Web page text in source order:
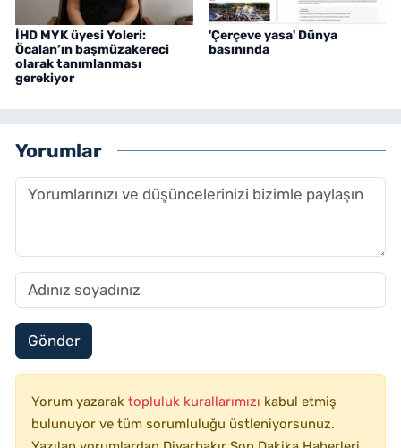
İHD MYK üyesi Yoleri:
Öcalan’ın başmüzakereci
olarak tanımlanması
gerekiyor
'Çerçeve yasa' Dünya
basınında
Yorumlar
Gönder
Yorum yazarak topluluk kurallarımızı kabul etmiş
bulunuyor ve tüm sorumluluğu üstleniyorsunuz.